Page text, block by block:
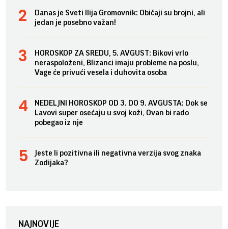
Danas je Sveti Ilija Gromovnik: Običaji su brojni, ali
jedan je posebno važan!
HOROSKOP ZA SREDU, 5. AVGUST: Bikovi vrlo
neraspoloženi, Blizanci imaju probleme na poslu,
Vage će privući vesela i duhovita osoba
NEDELJNI HOROSKOP OD 3. DO 9. AVGUSTA: Dok se
Lavovi super osećaju u svoj koži, Ovan bi rado
pobegao iz nje
Jeste li pozitivna ili negativna verzija svog znaka
Zodijaka?
NAJNOVIJE